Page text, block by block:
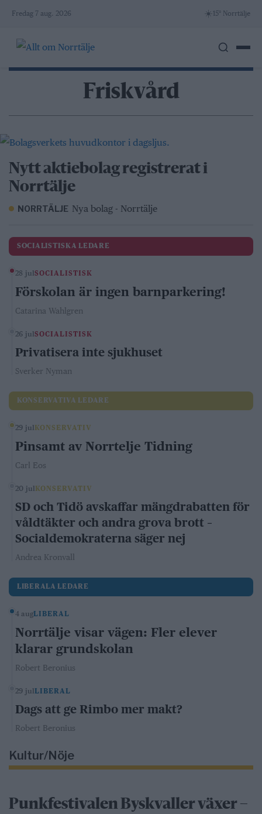
Skip
content
Fredag 7 aug. 2026 ☀️ 15° Norrtälje
Friskvård
Nytt aktiebolag registrerat i
Norrtälje
NORRTÄLJE Nya bolag - Norrtälje
SOCIALISTISKA LEDARE
28 julSOCIALISTISK
Förskolan är ingen barnparkering!
Catarina Wahlgren
26 julSOCIALISTISK
Privatisera inte sjukhuset
Sverker Nyman
KONSERVATIVA LEDARE
29 jul KONSERVATIV
Pinsamt av Norrtelje Tidning
Carl Eos
20 jul KONSERVATIV
SD och Tidö avskaffar mängdrabatten för
våldtäkter och andra grova brott –
Socialdemokraterna säger nej
Andrea Kronvall
LIBERALA LEDARE
4 augLIBERAL
Norrtälje visar vägen: Fler elever
klarar grundskolan
Robert Beronius
29 julLIBERAL
Dags att ge Rimbo mer makt?
Robert Beronius
Kultur/Nöje
Punkfestivalen Byskvaller växer –